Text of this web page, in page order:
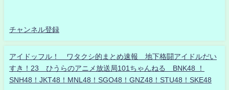
チャンネル登録
アイドッフル！ ワタクシ的まとめ速報 地下格闘アイドルだい
すき！23 ひうらのアニメ放送局101ちゃんねる BNK48 ！
SNH48！JKT48！MNL48！SGO48！GNZ48！STU48！SKE48